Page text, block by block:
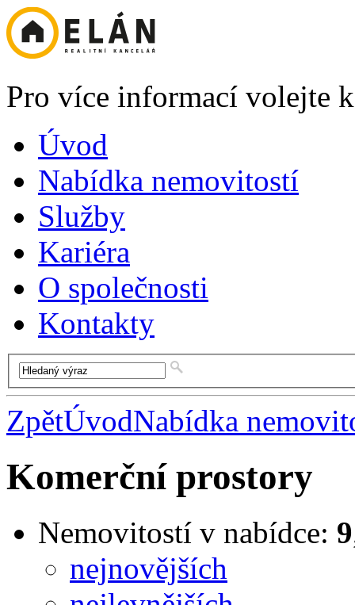
Pro více informací volejte
Úvod
Nabídka nemovitostí
Služby
Kariéra
O společnosti
Kontakty
ZpětÚvodNabídka
Komerční prostory
Nemovitostí v nabídce: 9
nejnovějších